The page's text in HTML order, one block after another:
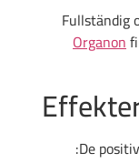
Fullständig
Organon
De